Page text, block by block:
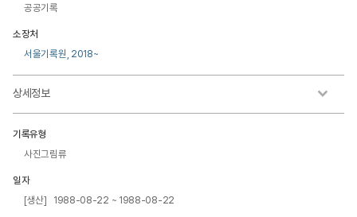
공공기록
소장처
서울기록원, 2018~
상세정보
기록유형
사진그림류
일자
[생산] 1988-08-22 ~ 1988-08-22